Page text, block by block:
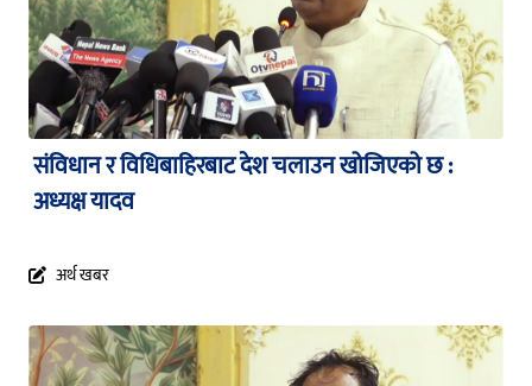
संविधान र विधिबाहिरबाट देश चलाउन खोजिएको छ :
अध्यक्ष यादव
अर्थ खबर